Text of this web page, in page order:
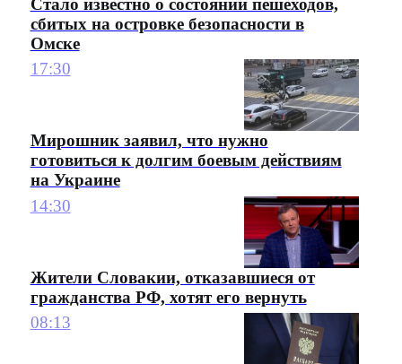
Стало известно о состоянии пешеходов,
сбитых на островке безопасности в
Омске
17:30
Мирошник заявил, что нужно
готовиться к долгим боевым действиям
на Украине
14:30
Жители Словакии, отказавшиеся от
гражданства РФ, хотят его вернуть
08:13